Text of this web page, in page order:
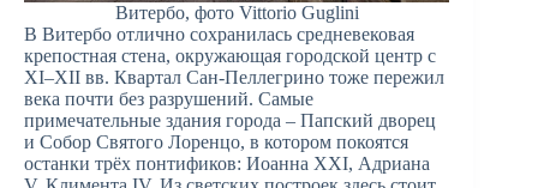
Витербо, фото Vittorio Guglini
В Витербо отлично сохранилась средневековая
крепостная стена, окружающая городской центр с
XI–XII вв. Квартал Сан-Пеллегрино тоже пережил
века почти без разрушений. Самые
примечательные здания города – Папский дворец
и Собор Святого Лоренцо, в котором покоятся
останки трёх понтификов: Иоанна XXI, Адриана